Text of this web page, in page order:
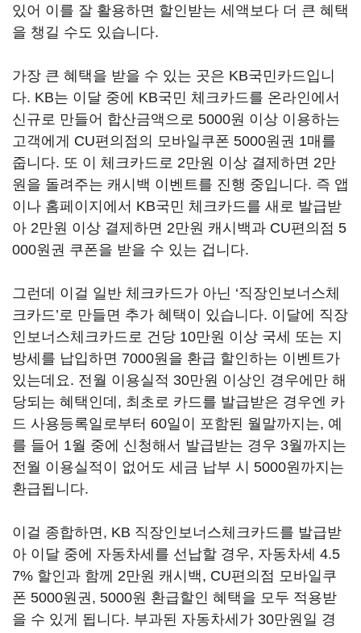
있어 이를 잘 활용하면 할인받는 세액보다 더 큰 혜택
을 챙길 수도 있습니다.
가장 큰 혜택을 받을 수 있는 곳은 KB국민카드입니
다. KB는 이달 중에 KB국민 체크카드를 온라인에서
신규로 만들어 합산금액으로 5000원 이상 이용하는
고객에게 CU편의점의 모바일쿠폰 5000원권 1매를
줍니다. 또 이 체크카드로 2만원 이상 결제하면 2만
원을 돌려주는 캐시백 이벤트를 진행 중입니다. 즉 앱
이나 홈페이지에서 KB국민 체크카드를 새로 발급받
아 2만원 이상 결제하면 2만원 캐시백과 CU편의점 5
000원권 쿠폰을 받을 수 있는 겁니다.
그런데 이걸 일반 체크카드가 아닌 ‘직장인보너스체
크카드’로 만들면 추가 혜택이 있습니다. 이달에 직장
인보너스체크카드로 건당 10만원 이상 국세 또는 지
방세를 납입하면 7000원을 환급 할인하는 이벤트가
있는데요. 전월 이용실적 30만원 이상인 경우에만 해
당되는 혜택인데, 최초로 카드를 발급받은 경우엔 카
드 사용등록일로부터 60일이 포함된 월말까지는, 예
를 들어 1월 중에 신청해서 발급받는 경우 3월까지는
전월 이용실적이 없어도 세금 납부 시 5000원까지는
환급됩니다.
이걸 종합하면, KB 직장인보너스체크카드를 발급받
아 이달 중에 자동차세를 선납할 경우, 자동차세 4.5
7% 할인과 함께 2만원 캐시백, CU편의점 모바일쿠
폰 5000원권, 5000원 환급할인 혜택을 모두 적용받
을 수 있게 됩니다. 부과된 자동차세가 30만원일 경